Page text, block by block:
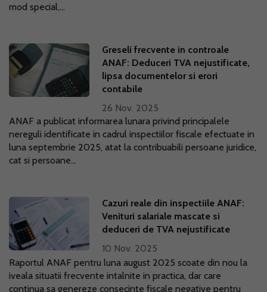
mod special,...
Greseli frecvente in controale
ANAF: Deduceri TVA nejustificate,
lipsa documentelor si erori
contabile
26 Nov. 2025
ANAF a publicat informarea lunara privind principalele
nereguli identificate in cadrul inspectiilor fiscale efectuate in
luna septembrie 2025, atat la contribuabili persoane juridice,
cat si persoane...
Cazuri reale din inspectiile ANAF:
Venituri salariale mascate si
deduceri de TVA nejustificate
10 Nov. 2025
Raportul ANAF pentru luna august 2025 scoate din nou la
iveala situatii frecvente intalnite in practica, dar care
continua sa genereze consecinte fiscale negative pentru